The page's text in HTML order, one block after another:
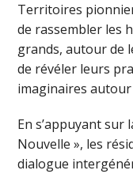
Territoires
de rassembler les
grands, autour de
de révéler leurs
imaginaires autour
En s’appuyant sur
Nouvelle », les
dialogue